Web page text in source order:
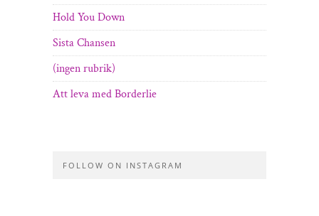
Hold You Down
Sista Chansen
(ingen rubrik)
Att leva med Borderlie
FOLLOW ON INSTAGRAM